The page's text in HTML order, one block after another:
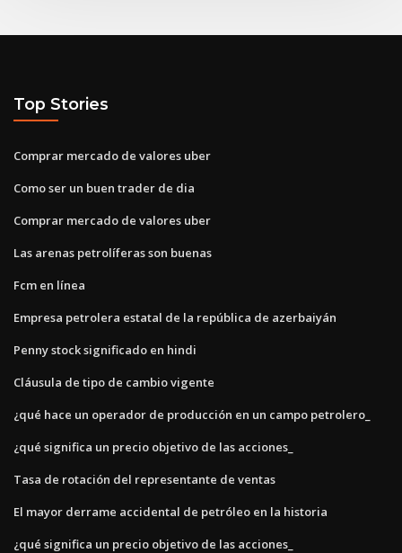
Top Stories
Comprar mercado de valores uber
Como ser un buen trader de dia
Comprar mercado de valores uber
Las arenas petrolíferas son buenas
Fcm en línea
Empresa petrolera estatal de la república de azerbaiyán
Penny stock significado en hindi
Cláusula de tipo de cambio vigente
¿qué hace un operador de producción en un campo petrolero_
¿qué significa un precio objetivo de las acciones_
Tasa de rotación del representante de ventas
El mayor derrame accidental de petróleo en la historia
¿qué significa un precio objetivo de las acciones_